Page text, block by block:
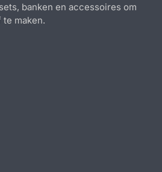
banken en accessoires om
te maken.